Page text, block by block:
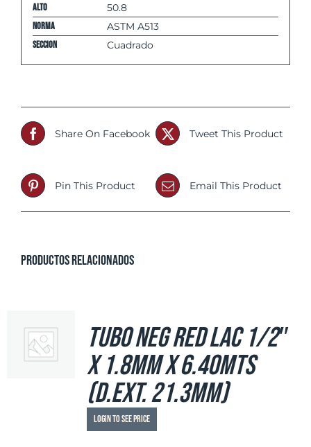
Alto 50.8
Norma ASTM A513
Seccion Cuadrado
Share On Facebook Tweet This Product
Pin This Product Email This Product
Productos relacionados
Tubo Neg Red LAC 1/2″
x 1.8mm x 6.40mts
(d.ext. 21.3mm)
Login to see price